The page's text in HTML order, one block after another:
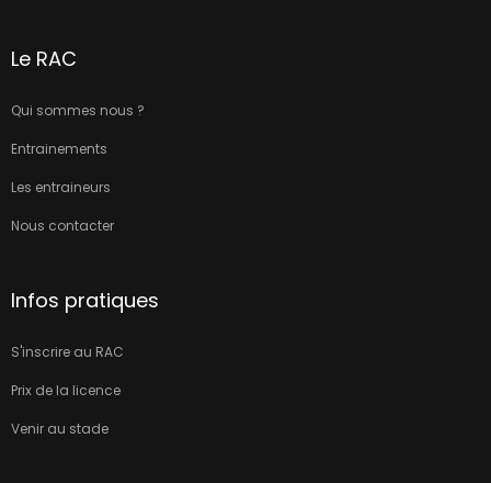
Le RAC
Qui sommes nous ?
Entrainements
Les entraineurs
Nous contacter
Infos pratiques
S'inscrire au RAC
Prix de la licence
Venir au stade